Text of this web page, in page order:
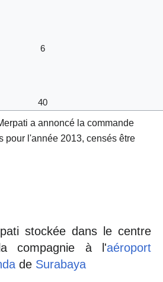
6
40
a annoncé la commande
pour l'année 2013, censés être
stockée dans le centre
compagnie à l'aéroport
de Surabaya